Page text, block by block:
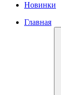
Новинки
Главная